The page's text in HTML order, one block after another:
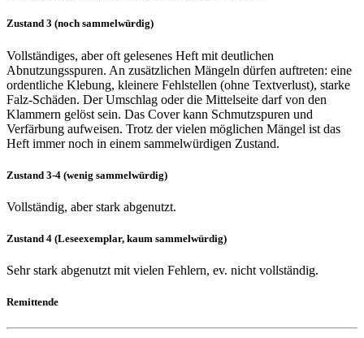
Zustand 3 (noch sammelwürdig)
Vollständiges, aber oft gelesenes Heft mit deutlichen
Abnutzungsspuren. An zusätzlichen Mängeln dürfen auftreten: eine
ordentliche Klebung, kleinere Fehlstellen (ohne Textverlust), starke
Falz-Schäden. Der Umschlag oder die Mittelseite darf von den
Klammern gelöst sein. Das Cover kann Schmutzspuren und
Verfärbung aufweisen. Trotz der vielen möglichen Mängel ist das
Heft immer noch in einem sammelwürdigen Zustand.
Zustand 3-4 (wenig sammelwürdig)
Vollständig, aber stark abgenutzt.
Zustand 4 (Leseexemplar, kaum sammelwürdig)
Sehr stark abgenutzt mit vielen Fehlern, ev. nicht vollständig.
Remittende